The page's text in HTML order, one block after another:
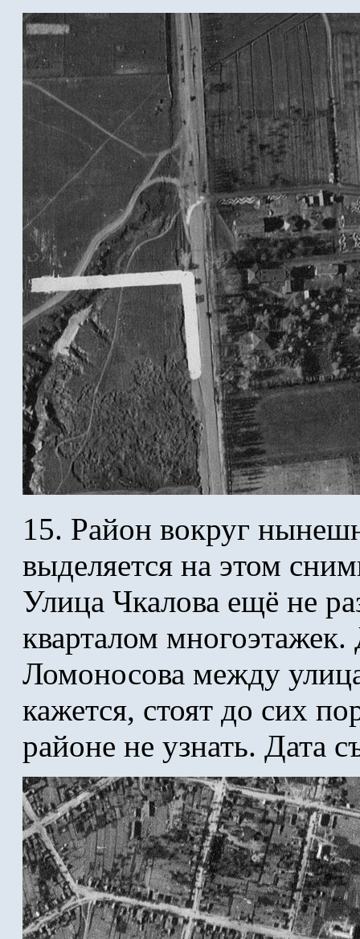
15. Район вокруг
выделяется на этом
Улица Чкалова ещё не
кварталом
Ломоносова между
кажется, стоят до сих
районе не узнать. Дата